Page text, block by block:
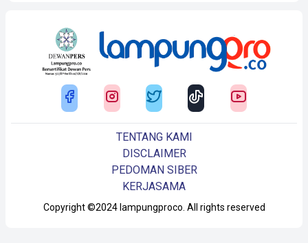
Copyright ©2024 lampungproco. All rights reserved
TENTANG KAMI
DISCLAIMER
PEDOMAN SIBER
KERJASAMA